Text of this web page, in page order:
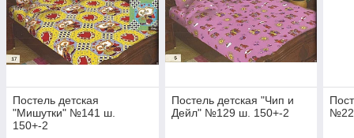
Постель детская
"Мишутки" №141 ш.
150+-2
Постель детская "Чип и
Дейл" №129 ш. 150+-2